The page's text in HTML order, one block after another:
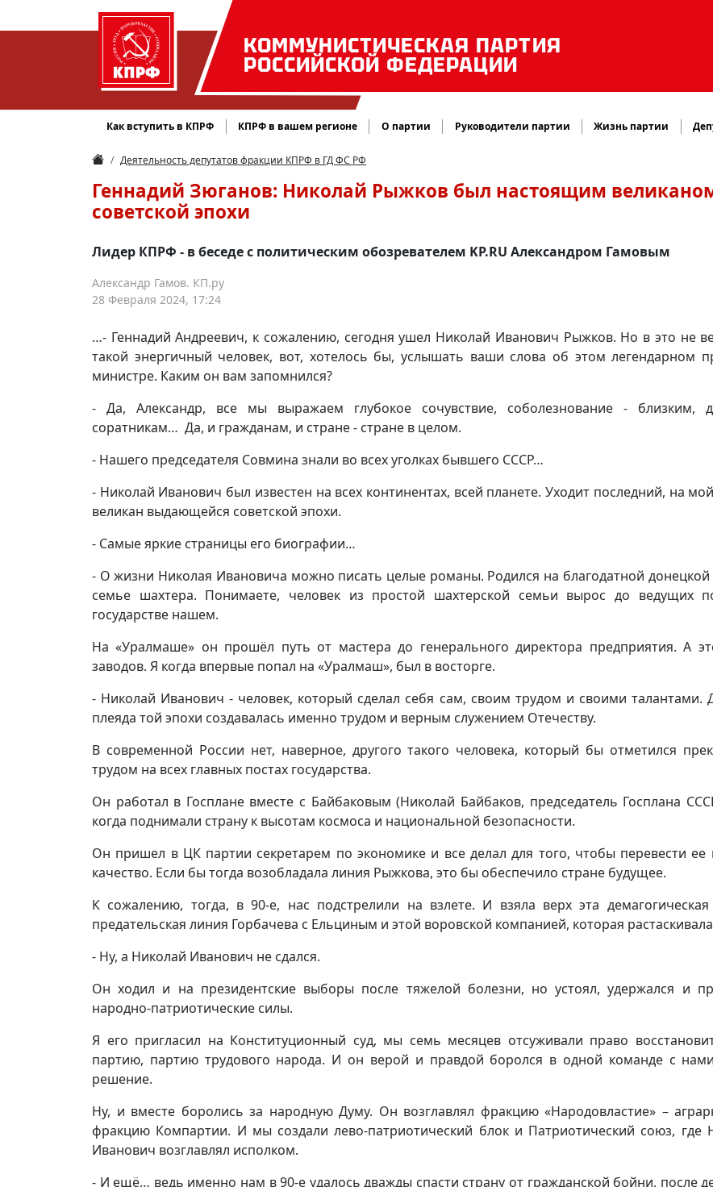
КОММУНИСТИЧЕСКАЯ ПАРТИЯ
РОССИЙСКОЙ ФЕДЕРАЦИИ
Как вступить в КПРФ КПРФ в вашем регионе О партии Руководители партии Жизнь партии
Деятельность депутатов фракции КПРФ в ГД ФС РФ
Геннадий Зюганов: Николай Рыжков был настоящим
советской эпохи
Лидер КПРФ - в беседе с политическим обозревателем KP.RU Александром Гамовым
Александр Гамов. КП.ру
28 Февраля 2024, 17:24
…- Геннадий Андреевич, к сожалению, сегодня ушел Николай Иванович Рыжков. Но в это не
такой энергичный человек, вот, хотелось бы, услышать ваши слова об этом легендарном
министре. Каким он вам запомнился?
- Да, Александр, все мы выражаем глубокое сочувствие, соболезнование - близким,
соратникам… Да, и гражданам, и стране - стране в целом.
- Нашего председателя Совмина знали во всех уголках бывшего СССР…
- Николай Иванович был известен на всех континентах, всей планете. Уходит последний, на
великан выдающейся советской эпохи.
- Самые яркие страницы его биографии…
- О жизни Николая Ивановича можно писать целые романы. Родился на благодатной донецкой
семье шахтера. Понимаете, человек из простой шахтерской семьи вырос до ведущих
государстве нашем.
На «Уралмаше» он прошёл путь от мастера до генерального директора предприятия. А
заводов. Я когда впервые попал на «Уралмаш», был в восторге.
- Николай Иванович - человек, который сделал себя сам, своим трудом и своими талантами.
плеяда той эпохи создавалась именно трудом и верным служением Отечеству.
В современной России нет, наверное, другого такого человека, который бы отметился
трудом на всех главных постах государства.
Он работал в Госплане вместе с Байбаковым (Николай Байбаков, председатель Госплана
когда поднимали страну к высотам космоса и национальной безопасности.
Он пришел в ЦК партии секретарем по экономике и все делал для того, чтобы перевести ее
качество. Если бы тогда возобладала линия Рыжкова, это бы обеспечило стране будущее.
К сожалению, тогда, в 90-е, нас подстрелили на взлете. И взяла верх эта
предательская линия Горбачева с Ельциным и этой воровской компанией, которая растаскивала
- Ну, а Николай Иванович не сдался.
Он ходил и на президентские выборы после тяжелой болезни, но устоял, удержался и
народно-патриотические силы.
Я его пригласил на Конституционный суд, мы семь месяцев отсуживали право
партию, партию трудового народа. И он верой и правдой боролся в одной команде с
решение.
Ну, и вместе боролись за народную Думу. Он возглавлял фракцию «Народовластие» –
фракцию Компартии. И мы создали лево-патриотический блок и Патриотический союз, где
Иванович возглавлял исполком.
- И ещё… ведь именно нам в 90-е удалось дважды спасти страну от гражданской бойни, после